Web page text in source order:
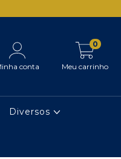
conta Meu carrinho
0
Diversos